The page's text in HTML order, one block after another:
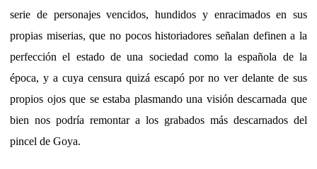
serie de personajes vencidos, hundidos y enracimados en sus
propias miserias, que no pocos historiadores señalan definen a la
perfección el estado de una sociedad como la española de la
época, y a cuya censura quizá escapó por no ver delante de sus
propios ojos que se estaba plasmando una visión descarnada que
bien nos podría remontar a los grabados más descarnados del
pincel de Goya.